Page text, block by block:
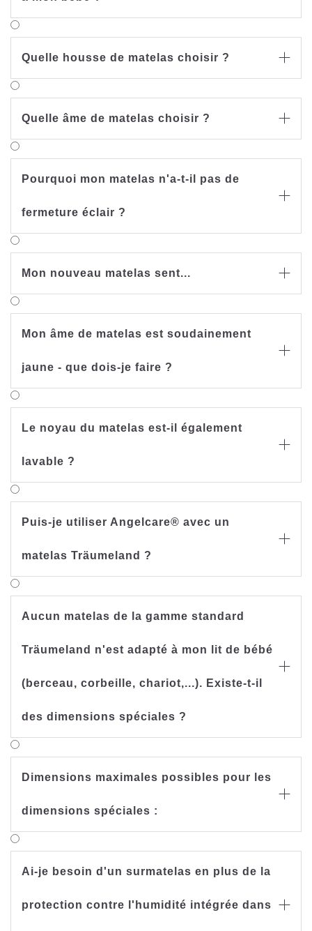
Quelle housse de matelas choisir ? 
Quelle âme de matelas choisir ? 
Pourquoi mon matelas n'a-t-il pas de
fermeture éclair ?

Mon nouveau matelas sent... 
Mon âme de matelas est soudainement
jaune - que dois-je faire ?

Le noyau du matelas est-il également
lavable ?

Puis-je utiliser Angelcare® avec un
matelas Träumeland ?

Aucun matelas de la gamme standard
Träumeland n'est adapté à mon lit de bébé
(berceau, corbeille, chariot,...). Existe-t-il
des dimensions spéciales ?

Dimensions maximales possibles pour les
dimensions spéciales :

Ai-je besoin d'un surmatelas en plus de la
protection contre l'humidité intégrée dans 